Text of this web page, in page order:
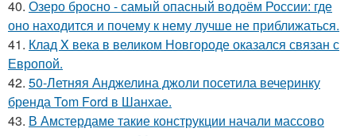
40. Озеро бросно - самый опасный водоём России: где
оно находится и почему к нему лучше не приближаться.
41. Клад X века в великом Новгороде оказался связан с
Европой.
42. 50-Летняя Анджелина джоли посетила вечеринку
бренда Tom Ford в Шанхае.
43. В Амстердаме такие конструкции начали массово